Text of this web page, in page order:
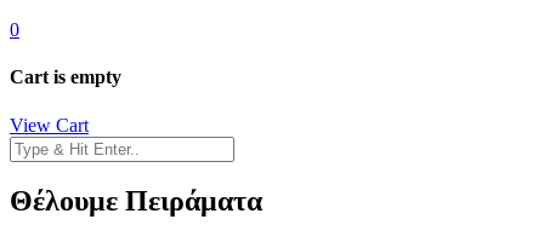
0
Cart is empty
View Cart
Θέλουμε Πειράματα